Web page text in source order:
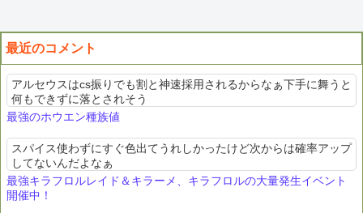
最近のコメント
アルセウスはcs振りでも割と神速採用されるからなぁ下手に舞うと
何もできずに落とされそう
最強のホウエン種族値
スパイス使わずにすぐ色出てうれしかったけど次からは確率アップ
してないんだよなぁ
最強キラフロルレイド＆キラーメ、キラフロルの大量発生イベント
開催中！